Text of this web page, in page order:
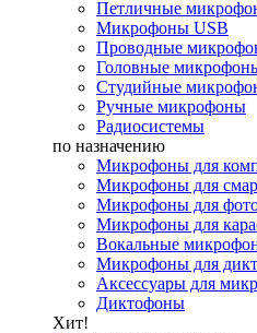
Петличные
Микрофоны USB
Проводные
Головные
Студийные
Ручные микрофоны
Радиосистемы
по назначению
Микрофоны для
Микрофоны для
Микрофоны для
Микрофоны для
Вокальные
Микрофоны для
Аксессуары для
Диктофоны
Хит!